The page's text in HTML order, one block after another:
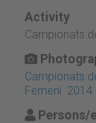
Activity
Campionats
Campionats
Femení. 2014
Persons/